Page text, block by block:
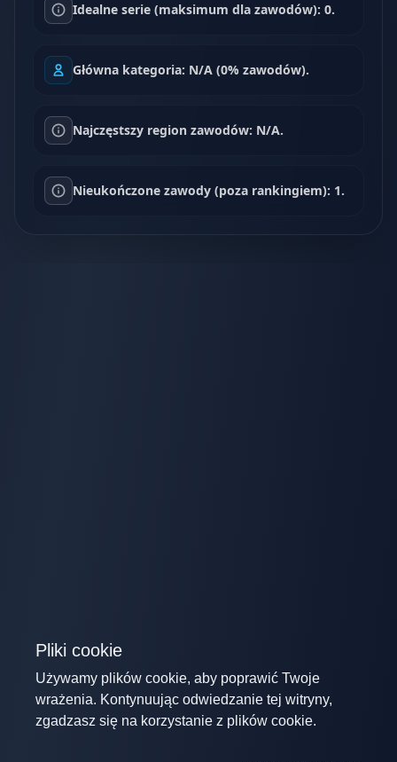
Idealne serie (maksimum dla zawodów): 0.
Główna kategoria: N/A (0% zawodów).
Najczęstszy region zawodów: N/A.
Nieukończone zawody (poza rankingiem): 1.
Pliki cookie
Używamy plików cookie, aby poprawić Twoje
wrażenia. Kontynuując odwiedzanie tej witryny,
zgadzasz się na korzystanie z plików cookie.